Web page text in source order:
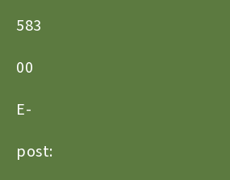
583
00
E-
post: